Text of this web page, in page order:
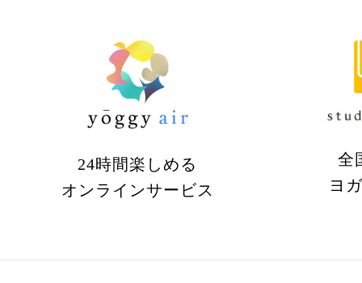
24時間楽しめる
オンラインサービス
全
ヨ